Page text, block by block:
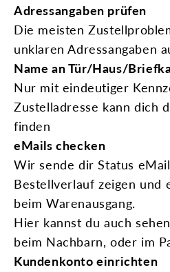
Adressangaben prüfen
Die meisten
unklaren Adressangaben
Name an Tür/Haus/
Nur mit eindeutiger
Zustelladresse kann dich
finden
eMails checken
Wir sende dir Status
Bestellverlauf zeigen und
beim Warenausgang.
Hier kannst du auch
beim Nachbarn, oder im
Kundenkonto einrichten